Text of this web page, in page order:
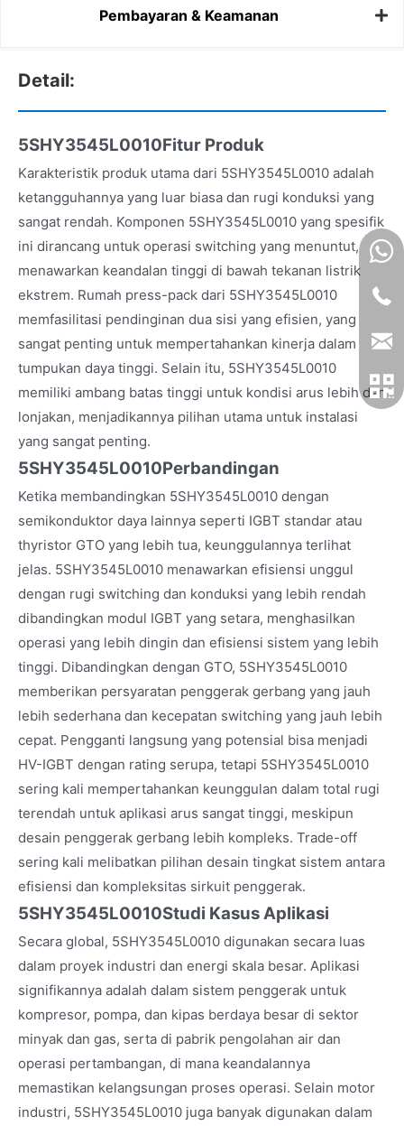
Pembayaran & Keamanan
Detail:
5SHY3545L0010Fitur Produk
Karakteristik produk utama dari 5SHY3545L0010 adalah
ketangguhannya yang luar biasa dan rugi konduksi yang
sangat rendah. Komponen 5SHY3545L0010 yang spesifik
ini dirancang untuk operasi switching yang menuntut,
menawarkan keandalan tinggi di bawah tekanan listrik
ekstrem. Rumah press-pack dari 5SHY3545L0010
memfasilitasi pendinginan dua sisi yang efisien, yang
sangat penting untuk mempertahankan kinerja dalam
tumpukan daya tinggi. Selain itu, 5SHY3545L0010
memiliki ambang batas tinggi untuk kondisi arus lebih dan
lonjakan, menjadikannya pilihan utama untuk instalasi
yang sangat penting.
5SHY3545L0010Perbandingan
Ketika membandingkan 5SHY3545L0010 dengan
semikonduktor daya lainnya seperti IGBT standar atau
thyristor GTO yang lebih tua, keunggulannya terlihat
jelas. 5SHY3545L0010 menawarkan efisiensi unggul
dengan rugi switching dan konduksi yang lebih rendah
dibandingkan modul IGBT yang setara, menghasilkan
operasi yang lebih dingin dan efisiensi sistem yang lebih
tinggi. Dibandingkan dengan GTO, 5SHY3545L0010
memberikan persyaratan penggerak gerbang yang jauh
lebih sederhana dan kecepatan switching yang jauh lebih
cepat. Pengganti langsung yang potensial bisa menjadi
HV-IGBT dengan rating serupa, tetapi 5SHY3545L0010
sering kali mempertahankan keunggulan dalam total rugi
terendah untuk aplikasi arus sangat tinggi, meskipun
desain penggerak gerbang lebih kompleks. Trade-off
sering kali melibatkan pilihan desain tingkat sistem antara
efisiensi dan kompleksitas sirkuit penggerak.
5SHY3545L0010Studi Kasus Aplikasi
Secara global, 5SHY3545L0010 digunakan secara luas
dalam proyek industri dan energi skala besar. Aplikasi
signifikannya adalah dalam sistem penggerak untuk
kompresor, pompa, dan kipas berdaya besar di sektor
minyak dan gas, serta di pabrik pengolahan air dan
operasi pertambangan, di mana keandalannya
memastikan kelangsungan proses operasi. Selain motor
industri, 5SHY3545L0010 juga banyak digunakan dalam